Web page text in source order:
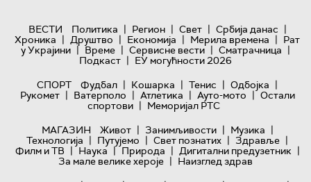
ВЕСТИ Политика | Регион | Свет | Србија данас |
Хроника | Друштво | Економија | Мерила времена | Рат
у Украјини | Време | Сервисне вести | Сматрачница |
Подкаст | ЕУ могућности 2026
СПОРТ
Фудбал | Кошарка | Тенис | Одбојка |
Рукомет | Ватерполо | Атлетика | Ауто-мото | Остали
спортови | Меморијал РТС
МАГАЗИН
Живот | Занимљивости | Музика |
Технологијa | Путујемо | Свет познатих | Здравље |
Филм и ТВ | Наука | Природа | Дигитални предузетник |
За мале велике хероје | Наизглед здрав